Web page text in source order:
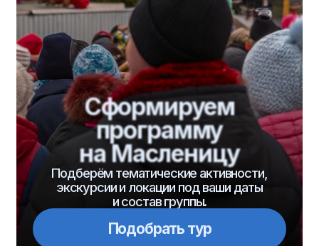
Туры
по направлению
по Казани
по Татарстану
по России
за Границу
Туры по категориям
День учителя
Места поэтов
Производственные
День Победы
Школьные лагеря
Индивидуальные туры
Для школ
О нас
Контакты
+7 (967) 378-77-20
+7 (939) 734-19-00
+7 (843) 526-05-35
mk-travel2006@mail.ru
г.Казань, ул. Парижской Коммуны, 14,
офис 4Б